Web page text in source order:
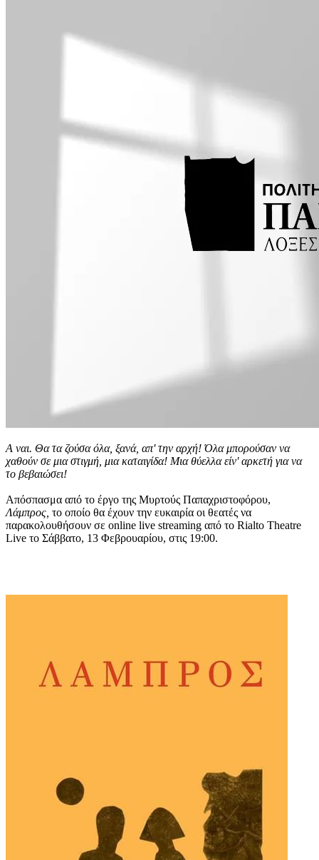
Α ναι. Θα τα ζούσα όλα, ξανά, απ' την αρχή! Όλα μπορούσαν να
χαθούν σε μια στιγμή, μια καταιγίδα! Μια θύελλα είν' αρκετή για να
το βεβαιώσει!
Απόσπασμα από το έργο της Μυρτούς Παπαχριστοφόρου,
Λάμπρος, το οποίο θα έχουν την ευκαιρία οι θεατές να
παρακολουθήσουν σε online live streaming από το Rialto Theatre
Live το Σάββατο, 13 Φεβρουαρίου, στις 19:00.